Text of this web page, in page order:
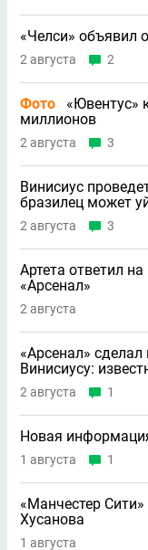
«Челси» объявил
2 августа 2
Фото
«Ювентус»
миллионов
2 августа 3
Винисиус
бразилец может
2 августа 3
Артета ответил
«Арсенал»
2 августа
«Арсенал»
Винисиусу:
2 августа 1
Новая
1 августа 1
«Манчестер
Хусанова
1 августа